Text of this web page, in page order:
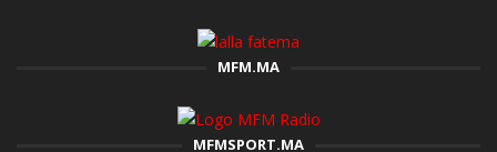
MFM.MA
MFMSPORT.MA